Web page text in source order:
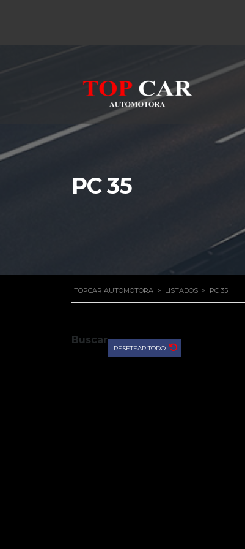
PC 35
TOPCAR AUTOMOTORA > LISTADOS > PC 35
Buscar
RESETEAR TODO